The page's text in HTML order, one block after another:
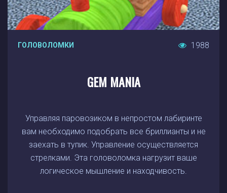
ГОЛОВОЛОМКИ 1988
GEM MANIA
Управляя паровозиком в непростом лабиринте
вам необходимо подобрать все бриллианты и не
заехать в тупик. Управление осуществляется
стрелками. Эта головоломка нагрузит ваше
логическое мышление и находчивость.